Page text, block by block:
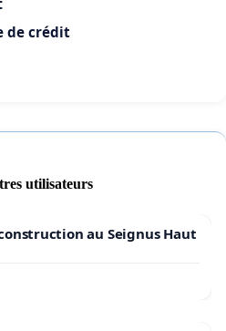
migratoire.
CETTE PÉTITION
de crédit
utilisateurs
au Seignus Haut